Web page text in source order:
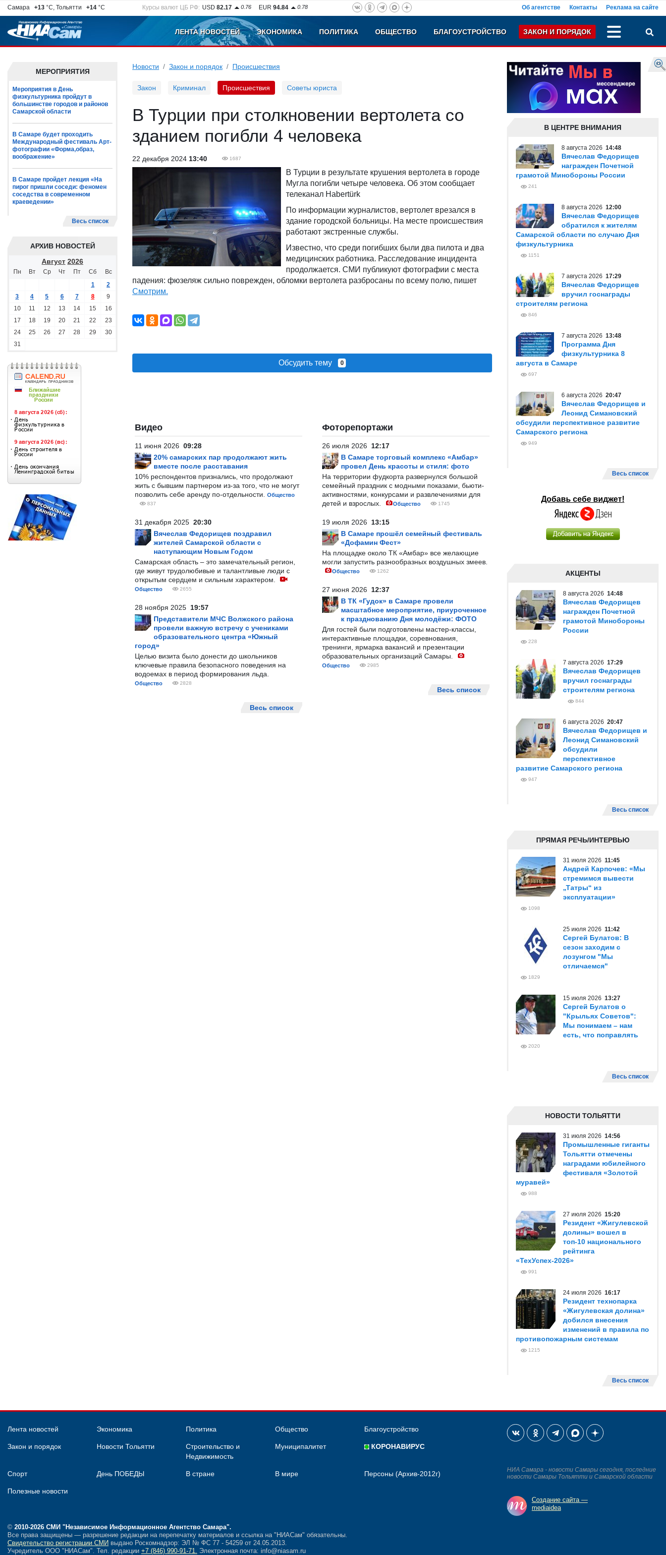
Самара +13 °C, Тольятти +14 °C Курсы валют ЦБ РФ: USD 82.17 0.76 EUR 94.84 0.78 Об агентстве Контакты Реклама на сайте
ЛЕНТА НОВОСТЕЙ ЭКОНОМИКА ПОЛИТИКА ОБЩЕСТВО БЛАГОУСТРОЙСТВО ЗАКОН И ПОРЯДОК
МЕРОПРИЯТИЯ
Мероприятия в День
физкультурника пройдут в
большинстве городов и районов
Самарской области
В Самаре будет проходить
Международный фестиваль Арт-
фотографии «Форма,образ,
воображение»
В Самаре пройдет лекция «На
пирог пришли соседи: феномен
соседства в современном
краеведении»
Весь список
АРХИВ НОВОСТЕЙ
Август 2026
Пн Вт Ср Чт Пт Сб
Вс
1
2
3
4 5 6 7 8
9
10
11 12 13 14 15
16
17
18 19 20 21 22
23
24
25 26 27 28 29
30
31
Новости Закон и порядок Происшествия
Закон Криминал Происшествия Советы юриста
В Турции при столкновении вертолета со
зданием погибли 4 человека
22 декабря 2024 13:40 1687
В Турции в результате крушения вертолета в городе
Мугла погибли четыре человека. Об этом сообщает
телеканал Habertürk
По информации журналистов, вертолет врезался в
здание городской больницы. На месте происшествия
работают экстренные службы.
Известно, что среди погибших были два пилота и два
медицинских работника. Расследование инцидента
продолжается. СМИ публикуют фотографии с места
падения: фюзеляж сильно поврежден, обломки вертолета разбросаны по всему полю, пишет
Смотрим.
Обсудить тему 0
Видео
11 июня 2026 09:28
20% самарских пар продолжают жить
вместе после расставания
10% респондентов признались, что продолжают
жить с бывшим партнером из-за того, что не могут
позволить себе аренду по-отдельности.
Общество
837
31 декабря 2025 20:30
Вячеслав Федорищев поздравил
жителей Самарской области с
наступающим Новым Годом
Самарская область – это замечательный регион,
где живут трудолюбивые и талантливые люди с
открытым сердцем и сильным характером.
Общество 2655
28 ноября 2025 19:57
Представители МЧС Волжского района
провели важную встречу с учениками
образовательного центра «Южный
город»
Целью визита было донести до школьников
ключевые правила безопасного поведения на
водоемах в период формирования льда.
Общество 2828
Весь список
Фоторепортажи
26 июля 2026 12:17
В Самаре торговый комплекс «Амбар»
провел День красоты и стиля: фото
На территории фудкорта развернулся большой
семейный праздник с модными показами, бьюти-
активностями, конкурсами и развлечениями для
детей и взрослых.
Общество 1745
19 июля 2026 13:15
В Самаре прошёл семейный фестиваль
«Дофамин Фест»
На площадке около ТК «Амбар» все желающие
могли запустить разнообразных воздушных змеев.
Общество 1262
27 июня 2026 12:37
В ТК «Гудок» в Самаре провели
масштабное мероприятие, приуроченное
к празднованию Дня молодёжи: ФОТО
Для гостей были подготовлены мастер-классы,
интерактивные площадки, соревнования,
тренинги, ярмарка вакансий и презентации
образовательных организаций Самары.
Общество 2985
Весь список
В ЦЕНТРЕ ВНИМАНИЯ
8 августа 2026 14:48
Вячеслав Федорищев
награжден Почетной
грамотой Минобороны России
241
8 августа 2026 12:00
Вячеслав Федорищев
обратился к жителям
Самарской области по случаю Дня
физкультурника
1151
7 августа 2026 17:29
Вячеслав Федорищев
вручил госнаграды
строителям региона
846
7 августа 2026 13:48
Программа Дня
физкультурника 8
августа в Самаре
697
6 августа 2026 20:47
Вячеслав Федорищев и
Леонид Симановский
обсудили перспективное развитие
Самарского региона
949
Весь список
Добавь себе виджет!
АКЦЕНТЫ
8 августа 2026 14:48
Вячеслав Федорищев
награжден Почетной
грамотой Минобороны
России
228
7 августа 2026 17:29
Вячеслав Федорищев
вручил госнаграды
строителям региона
844
6 августа 2026 20:47
Вячеслав Федорищев и
Леонид Симановский
обсудили
перспективное
развитие Самарского региона
947
Весь список
ПРЯМАЯ РЕЧЬ/ИНТЕРВЬЮ
31 июля 2026 11:45
Андрей Карпочев: «Мы
стремимся вывести
„Татры“ из
эксплуатации»
1098
25 июля 2026 11:42
Сергей Булатов: В
сезон заходим с
лозунгом "Мы
отличаемся"
1829
15 июля 2026 13:27
Сергей Булатов о
"Крыльях Советов":
Мы понимаем – нам
есть, что поправлять
2020
Весь список
НОВОСТИ ТОЛЬЯТТИ
31 июля 2026 14:56
Промышленные гиганты
Тольятти отмечены
наградами юбилейного
фестиваля «Золотой
муравей»
988
27 июля 2026 15:20
Резидент «Жигулевской
долины» вошел в
топ-10 национального
рейтинга
«ТехУспех-2026»
991
24 июля 2026 16:17
Резидент технопарка
«Жигулевская долина»
добился внесения
изменений в правила по
противопожарным системам
1215
Весь список
Лента новостей Экономика Политика Общество Благоустройство
Закон и порядок Новости Тольятти
Строительство и
Недвижимость
Муниципалитет КОРОНАВИРУС
Спорт День ПОБЕДЫ В стране В мире Персоны (Архив-2012г)
Полезные новости
© 2010-2026 СМИ "Независимое Информационное Агентство Самара".
Все права защищены — разрешение редакции на перепечатку материалов и ссылка на "НИАСам" обязательны.
Свидетельство регистрации СМИ выдано Роскомнадзор: ЭЛ № ФС 77 - 54259 от 24.05.2013.
Учредитель ООО "НИАСам". Тел. редакции +7 (846) 990-91-71. Электронная почта: info@niasam.ru
НИА Самара - новости Самары сегодня, последние
новости Самары Тольятти и Самарской области
Создание сайта —
mediaidea